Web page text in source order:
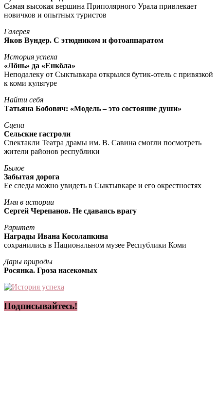
Самая высокая вершина Приполярного Урала привлекает
новичков и опытных туристов
Галерея
Яков Вундер. С этюдником и фотоаппаратом
История успеха
«Лöнь» да «Енкöла»
Неподалеку от Сыктывкара открылся бутик-отель с привязкой
к коми культуре
Найти себя
Татьяна Бобович: «Модель – это состояние души»
Сцена
Сельские гастроли
Спектакли Театра драмы им. В. Савина смогли посмотреть
жители районов республики
Былое
Забытая дорога
Ее следы можно увидеть в Сыктывкаре и его окрестностях
Имя в истории
Сергей Черепанов. Не сдаваясь врагу
Раритет
Награды Ивана Косолапкина
сохранились в Национальном музее Республики Коми
Дары природы
Росянка. Гроза насекомых
Подписывайтесь!